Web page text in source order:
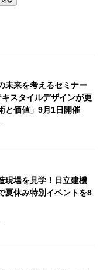
未来を考えるセミナー
スタイルデザインが更
と価値」9月1日開催
現場を見学！日立建機
夏休み特別イベントを8